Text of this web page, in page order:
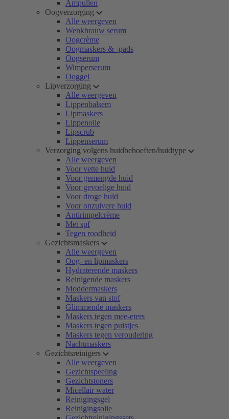
Ampullen
Oogverzorging
Alle weergeven
Wenkbrauw serum
Oogcrème
Oogmaskers & -pads
Oogserum
Wimperserum
Ooggel
Lipverzorging
Alle weergeven
Lippenbalsem
Lipmaskers
Lippenolie
Lipscrub
Lippenserum
Verzorging volgens huidbehoeften/huidtype
Alle weergeven
Voor vette huid
Voor gemengde huid
Voor gevoelige huid
Voor droge huid
Voor onzuivere huid
Antirimpelcrème
Met spf
Tegen roodheid
Gezichtsmaskers
Alle weergeven
Oog- en lipmaskers
Hydraterende maskers
Reinigende maskers
Moddermaskers
Maskers van stof
Glimmende maskers
Maskers tegen mee-eters
Maskers tegen puistjes
Maskers tegen veroudering
Nachtmaskers
Gezichtsreinigers
Alle weergeven
Gezichtspeeling
Gezichtstoners
Micellair water
Reinigingsgel
Reinigingsolie